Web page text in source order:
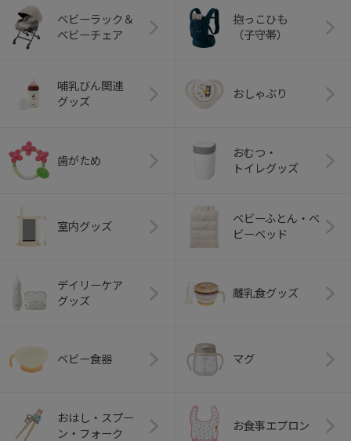
ベビーラック＆
ベビーチェア
抱っこひも
（子守帯）
哺乳びん関連
グッズ
おしゃぶり
歯がため
おむつ・
トイレグッズ
室内グッズ
ベビーふとん・ベ
ビーベッド
デイリーケア
グッズ
離乳食グッズ
ベビー食器 マグ
おはし・スプー
ン・フォーク
お食事エプロン